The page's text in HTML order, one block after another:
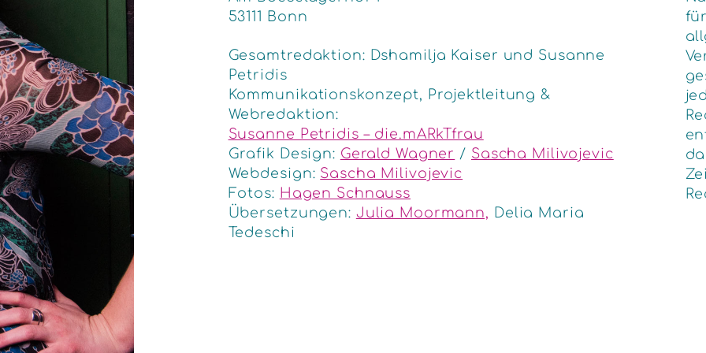
53111 Bonn
Gesamtredaktion: Dshamilja Kaiser und Susanne
Petridis
Kommunikationskonzept, Projektleitung &
Webredaktion:
Susanne Petridis – die.mARkTfrau
Grafik Design: Gerald Wagner / Sascha Milivojevic
Webdesign: Sascha Milivojevic
Fotos: Hagen Schnauss
Übersetzungen: Julia Moormann, Delia Maria
Tedeschi